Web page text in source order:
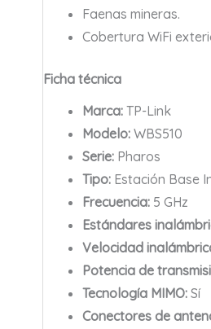
Faenas mineras.
Cobertura WiFi
Ficha técnica
Marca: TP-Link
Modelo: WBS510
Serie: Pharos
Tipo: Estación Base
Frecuencia: 5 GHz
Estándares
Velocidad
Potencia de
Tecnología MIMO: Sí
Conectores de